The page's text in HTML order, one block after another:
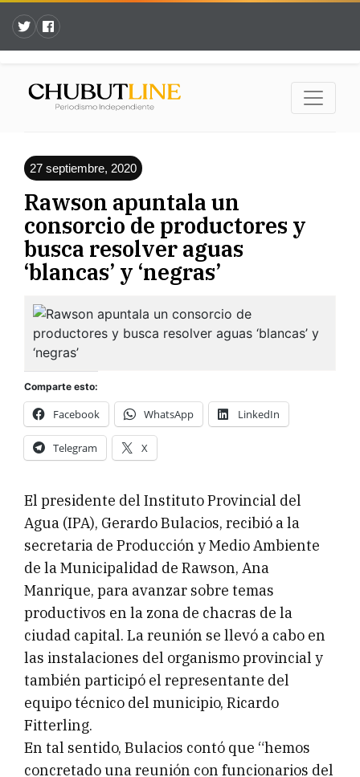
27 septiembre, 2020
Rawson apuntala un
consorcio de productores y
busca resolver aguas
‘blancas’ y ‘negras’
Comparte esto:
Facebook WhatsApp LinkedIn
Telegram X
El presidente del Instituto Provincial del
Agua (IPA), Gerardo Bulacios, recibió a la
secretaria de Producción y Medio Ambiente
de la Municipalidad de Rawson, Ana
Manrique, para avanzar sobre temas
productivos en la zona de chacras de la
ciudad capital. La reunión se llevó a cabo en
las instalaciones del organismo provincial y
también participó el representante del
equipo técnico del municipio, Ricardo
Fitterling.
En tal sentido, Bulacios contó que “hemos
concretado una reunión con funcionarios del